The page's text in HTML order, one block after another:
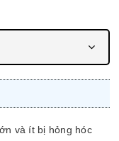
và ít bị hỏng hóc